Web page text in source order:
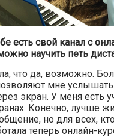
есть свой канал с
научить петь
что да, возможно.
мне
экран. У меня есть
Конечно, лучше
но для всех,
теперь онлайн-